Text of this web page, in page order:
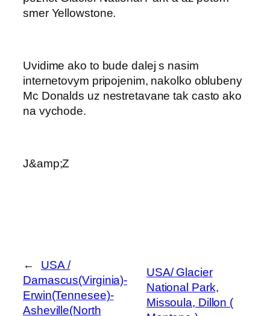
smer Yellowstone.
Uvidime ako to bude dalej s nasim
internetovym pripojenim, nakolko oblubeny
Mc Donalds uz nestretavane tak casto ako
na vychode.
J&amp;Z
←
USA /
Damascus(Virginia)-
Erwin(Tennesee)-
Asheville(North
USA/ Glacier
National Park,
Missoula, Dillon (